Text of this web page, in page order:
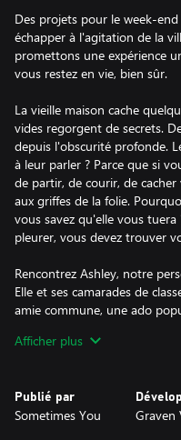
Des projets pour le week-
échapper à l'agitation de la
promettons une expérience
vous restez en vie, bien sûr.
La vieille maison cache
vides regorgent de secrets.
depuis l'obscurité profonde.
à leur parler ? Parce que si
de partir, de courir, de
aux griffes de la folie.
vous savez qu'elle vous
pleurer, vous devez trouver
Rencontrez Ashley, notre
Elle et ses camarades de
amie commune, une ado
que ce soir, Ashley aura du
débarrasser des esprits
peur et de la folie. Un lieu
Afficher plus
Publié par
Sometimes You Graven